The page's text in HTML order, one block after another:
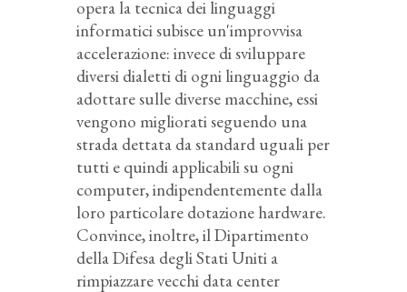
opera la tecnica dei linguaggi
informatici subisce un'improvvisa
accelerazione: invece di sviluppare
diversi dialetti di ogni linguaggio da
adottare sulle diverse macchine, essi
vengono migliorati seguendo una
strada dettata da standard uguali per
tutti e quindi applicabili su ogni
computer, indipendentemente dalla
loro particolare dotazione hardware.
Convince, inoltre, il Dipartimento
della Difesa degli Stati Uniti a
rimpiazzare vecchi data center